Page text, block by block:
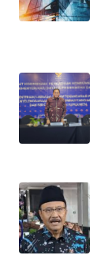
WN
KALSEL
WN
SULSEL